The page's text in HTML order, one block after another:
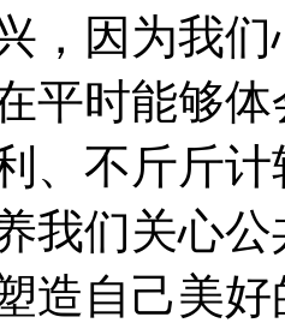
，因为我
平时能够
、不斤斤
我们关心
造自己美